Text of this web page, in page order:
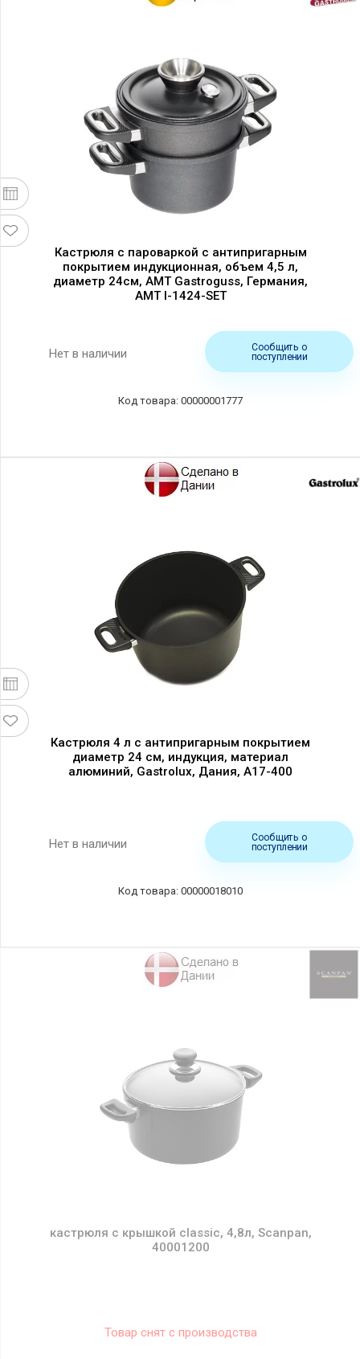
Кастрюля с пароваркой с антипригарным
покрытием индукционная, объем 4,5 л,
диаметр 24см, AMT Gastroguss, Германия,
AMT I-1424-SET
Нет в наличии
Сообщить о
поступлении
00000001777
Кастрюля 4 л с антипригарным покрытием
диаметр 24 см, индукция, материал
алюминий, Gastrolux, Дания, A17-400
Нет в наличии
Сообщить о
поступлении
00000018010
кастрюля с крышкой classic, 4,8л, Scanpan,
40001200
Товар снят с производства